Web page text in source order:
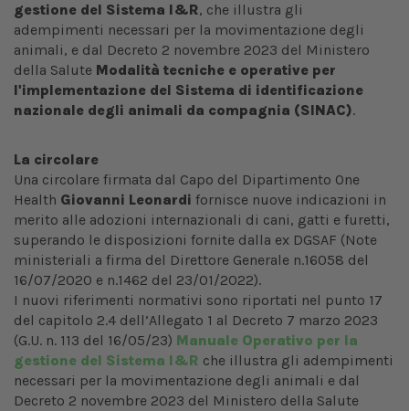
gestione del Sistema I&R, che illustra gli
adempimenti necessari per la movimentazione degli
animali, e dal Decreto 2 novembre 2023 del Ministero
della Salute Modalità tecniche e operative per
l'implementazione del Sistema di identificazione
nazionale degli animali da compagnia (SINAC).
La circolare
Una circolare firmata dal Capo del Dipartimento One
Health Giovanni Leonardi fornisce nuove indicazioni in
merito alle adozioni internazionali di cani, gatti e furetti,
superando le disposizioni fornite dalla ex DGSAF (Note
ministeriali a firma del Direttore Generale n.16058 del
16/07/2020 e n.1462 del 23/01/2022).
I nuovi riferimenti normativi sono riportati nel punto 17
del capitolo 2.4 dell’Allegato 1 al Decreto 7 marzo 2023
(G.U. n. 113 del 16/05/23) Manuale Operativo per la
gestione del Sistema I&R che illustra gli adempimenti
necessari per la movimentazione degli animali e dal
Decreto 2 novembre 2023 del Ministero della Salute